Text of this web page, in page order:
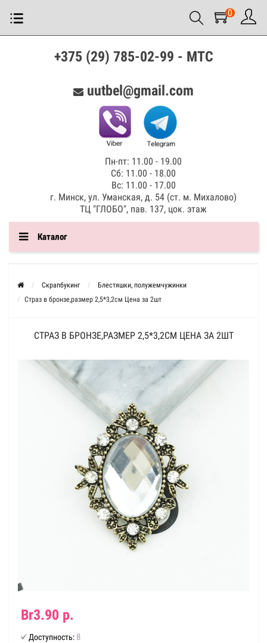
0
+375 (29) 785-02-99 - МТС
uutbel@gmail.com
Пн-пт: 11.00 - 19.00
Сб: 11.00 - 18.00
Вс: 11.00 - 17.00
г. Минск, ул. Уманская, д. 54 (ст. м. Михалово)
ТЦ "ГЛОБО", пав. 137, цок. этаж
Каталог
Скрапбукинг
Блестяшки, полужемчужинки
Страз в бронзе,размер 2,5*3,2см Цена за 2шт
СТРАЗ В БРОНЗЕ,РАЗМЕР 2,5*3,2СМ ЦЕНА ЗА 2ШТ
Br3.90 р.
Доступность: 8